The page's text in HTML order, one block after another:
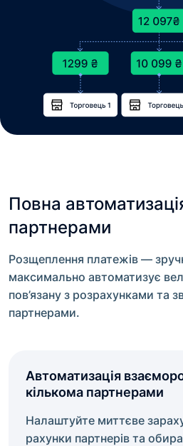
Повна
партнерами
Розщеплення платежів —
максимально автоматизує
пов’язану з розрахунками та
партнерами.
Автоматизація
кількома партнерами
Налаштуйте миттєве
рахунки партнерів та